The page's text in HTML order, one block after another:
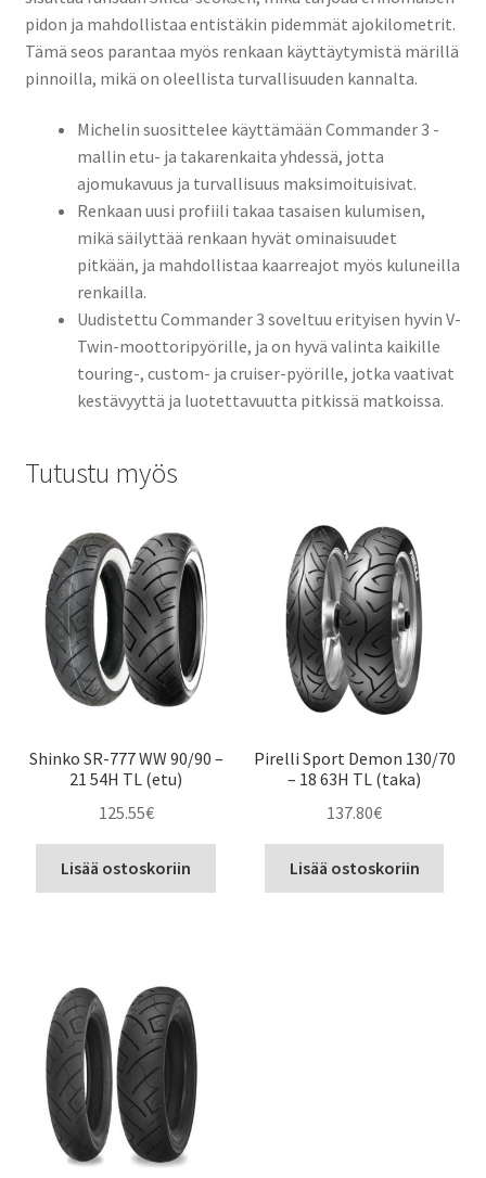
pidon ja mahdollistaa entistäkin pidemmät ajokilometrit.
Tämä seos parantaa myös renkaan käyttäytymistä märillä
pinnoilla, mikä on oleellista turvallisuuden kannalta.
Michelin suosittelee käyttämään Commander 3 -
mallin etu- ja takarenkaita yhdessä, jotta
ajomukavuus ja turvallisuus maksimoituisivat.
Renkaan uusi profiili takaa tasaisen kulumisen,
mikä säilyttää renkaan hyvät ominaisuudet
pitkään, ja mahdollistaa kaarreajot myös kuluneilla
renkailla.
Uudistettu Commander 3 soveltuu erityisen hyvin V-
Twin-moottoripyörille, ja on hyvä valinta kaikille
touring-, custom- ja cruiser-pyörille, jotka vaativat
kestävyyttä ja luotettavuutta pitkissä matkoissa.
Tutustu myös
Shinko SR-777 WW 90/90 –
21 54H TL (etu)
125.55€
Lisää ostoskoriin
Pirelli Sport Demon 130/70
– 18 63H TL (taka)
137.80€
Lisää ostoskoriin